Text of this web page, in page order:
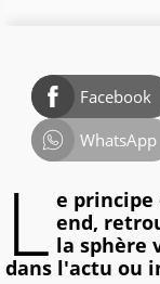
Facebook
WhatsApp
L e principe
end,
la sphère
dans l'actu ou